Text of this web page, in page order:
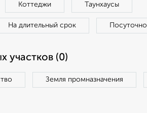
Коттеджи Таунхаусы
На длительный срок Посуточно
участков (0)
Земля промназначения